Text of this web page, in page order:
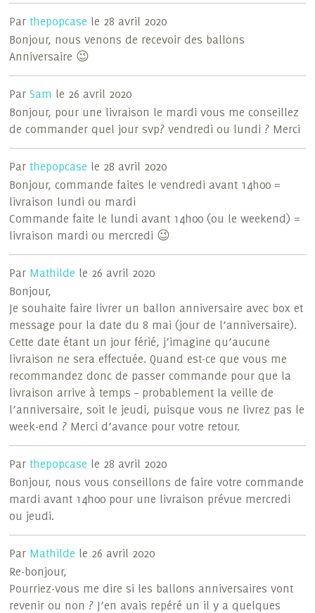
Parthepopcase le 28 avril 2020
Bonjour, nous venons de recevoir des ballons
Anniversaire 😉
ParSam le 26 avril 2020
Bonjour, pour une livraison le mardi vous me conseillez
de commander quel jour svp? vendredi ou lundi ? Merci
Parthepopcase le 28 avril 2020
Bonjour, commande faites le vendredi avant 14h00 =
livraison lundi ou mardi
Commande faite le lundi avant 14h00 (ou le weekend) =
livraison mardi ou mercredi 😉
Par Mathilde le 26 avril 2020
Bonjour,
Je souhaite faire livrer un ballon anniversaire avec box et
message pour la date du 8 mai (jour de l’anniversaire).
Cette date étant un jour férié, j’imagine qu’aucune
livraison ne sera effectuée. Quand est-ce que vous me
recommandez donc de passer commande pour que la
livraison arrive à temps – probablement la veille de
l’anniversaire, soit le jeudi, puisque vous ne livrez pas le
week-end ? Merci d’avance pour votre retour.
Parthepopcase le 28 avril 2020
Bonjour, nous vous conseillons de faire votre commande
mardi avant 14h00 pour une livraison prévue mercredi
ou jeudi.
Par Mathilde le 26 avril 2020
Re-bonjour,
Pourriez-vous me dire si les ballons anniversaires vont
revenir ou non ? J’en avais repéré un il y a quelques